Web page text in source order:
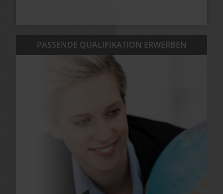
PASSENDE QUALIFIKATION ERWERBEN